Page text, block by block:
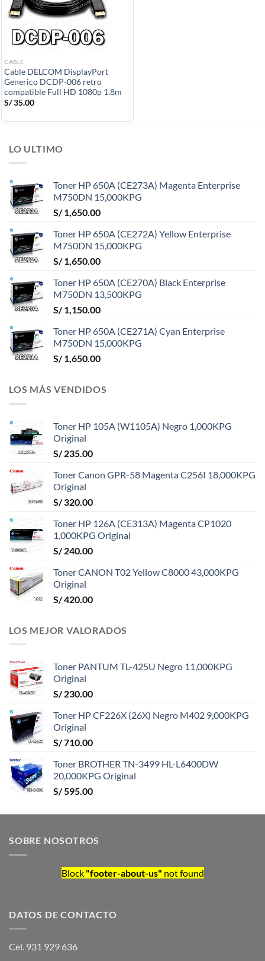
CABLE
Cable DELCOM DisplayPort
Generico DCDP-006 retro
compatible Full HD 1080p 1.8m
S/35.00
LO ULTIMO
Toner HP 650A (CE273A) Magenta Enterprise
M750DN 15,000KPG
S/1,650.00
Toner HP 650A (CE272A) Yellow Enterprise
M750DN 15,000KPG
S/1,650.00
Toner HP 650A (CE270A) Black Enterprise
M750DN 13,500KPG
S/1,150.00
Toner HP 650A (CE271A) Cyan Enterprise
M750DN 15,000KPG
S/1,650.00
LOS MÁS VENDIDOS
Toner HP 105A (W1105A) Negro 1,000KPG
Original
S/235.00
Toner Canon GPR-58 Magenta C256I 18,000KPG
Original
S/320.00
Toner HP 126A (CE313A) Magenta CP1020
1,000KPG Original
S/240.00
Toner CANON T02 Yellow C8000 43,000KPG
Original
S/420.00
LOS MEJOR VALORADOS
Toner PANTUM TL-425U Negro 11,000KPG
Original
S/230.00
Toner HP CF226X (26X) Negro M402 9,000KPG
Original
S/710.00
Toner BROTHER TN-3499 HL-L6400DW
20,000KPG Original
S/595.00
SOBRE NOSOTROS
Block "footer-about-us" not found
DATOS DE CONTACTO
Cel. 931 929 636